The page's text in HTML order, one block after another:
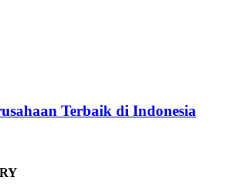
Terbaik di Indonesia